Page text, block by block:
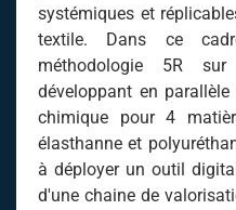
systémiques et
textile. Dans ce
méthodologie 5R
développant en
chimique pour 4
élasthanne et
à déployer un outil
d'une chaine de